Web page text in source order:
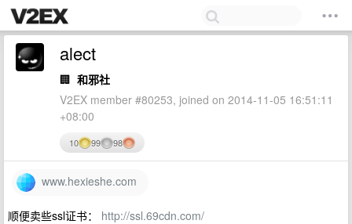
alect
🏢 和邪社
V2EX member #80253, joined on 2014-11-05 16:51:11
+08:00
10 99 98
www.hexieshe.com
顺便卖些ssl证书： http://ssl.69cdn.com/